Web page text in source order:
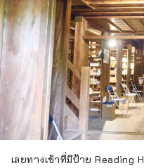
เลยทางเข้าที่มีป้าย Reading